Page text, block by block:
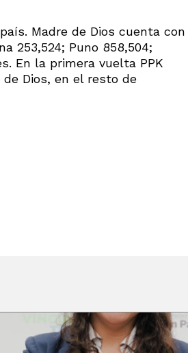
Madre de Dios cuenta con
253,524; Puno 858,504;
En la primera vuelta PPK
Dios, en el resto de